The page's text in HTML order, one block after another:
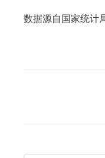
数据源自国家统计